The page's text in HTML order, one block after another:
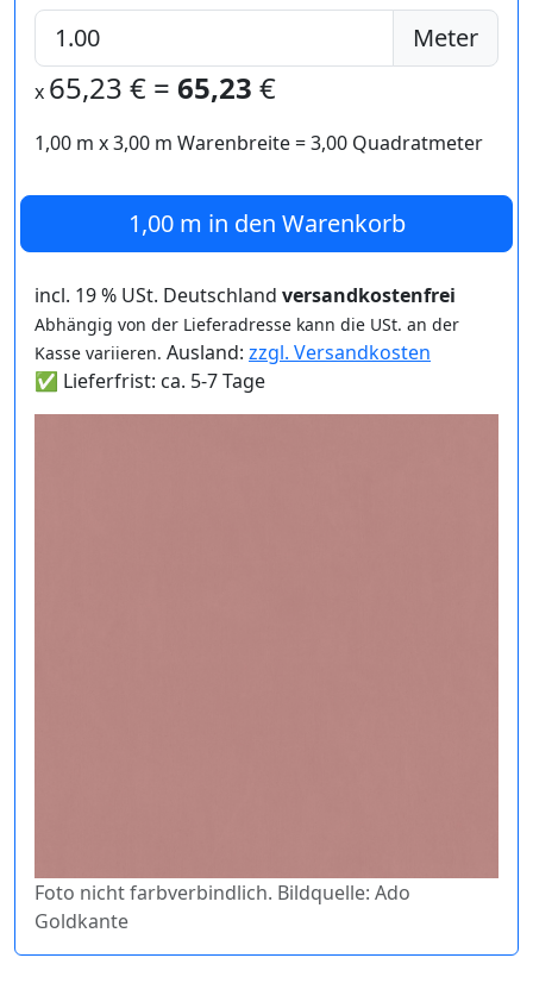
Meter
x 65,23 € = 65,23 €
1,00 m x3,00 m Warenbreite =3,00 Quadratmeter
1,00 m in den Warenkorb
incl. 19 % USt. Deutschland versandkostenfrei
Abhängig von der Lieferadresse kann die USt. an der
Kasse variieren. Ausland: zzgl. Versandkosten
✅ Lieferfrist: ca. 5-7 Tage
Foto nicht farbverbindlich. Bildquelle: Ado
Goldkante